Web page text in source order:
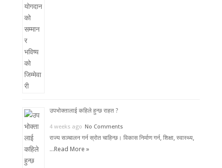
उपभोक्तालाई कहिले हुन्छ राहत ?
4 weeks ago No Comments
राज्य सञ्चालन गर्न स्रोत चाहिन्छ। विकास निर्माण गर्न, शिक्षा, स्वास्थ्य,
…Read More »